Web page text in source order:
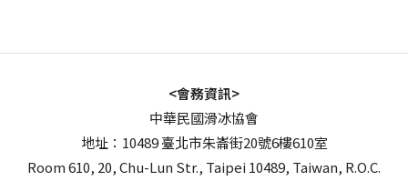
<會務資訊>
中華民國滑冰協會
地址：10489 臺北市朱崙街20號6樓610室
Room 610, 20, Chu-Lun Str., Taipei 10489, Taiwan, R.O.C.